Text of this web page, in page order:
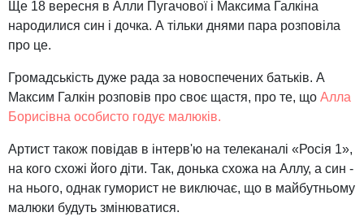
Ще 18 вересня в Алли Пугачової і Максима Галкіна
народилися син і дочка. А тільки днями пара розповіла
про це.
Громадськість дуже рада за новоспечених батьків. А
Максим Галкін розповів про своє щастя, про те, що Алла
Борисівна особисто годує малюків.
Артист також повідав в інтерв'ю на телеканалі «Росія 1»,
на кого схожі його діти. Так, донька схожа на Аллу, а син -
на нього, однак гуморист не виключає, що в майбутньому
малюки будуть змінюватися.